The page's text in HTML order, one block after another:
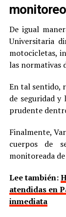
De igual
Universitaria
motocicletas,
las normativas
En tal sentido,
de seguridad y
prudente
Finalmente,
cuerpos de
monitoreada
Lee también:
atendidas en
inmediata